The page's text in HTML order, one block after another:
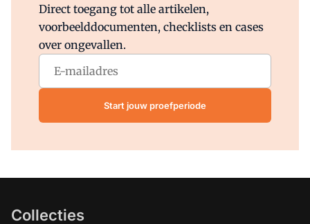
Direct toegang tot alle artikelen,
voorbeelddocumenten, checklists en cases
over ongevallen.
Start jouw proefperiode
Collecties